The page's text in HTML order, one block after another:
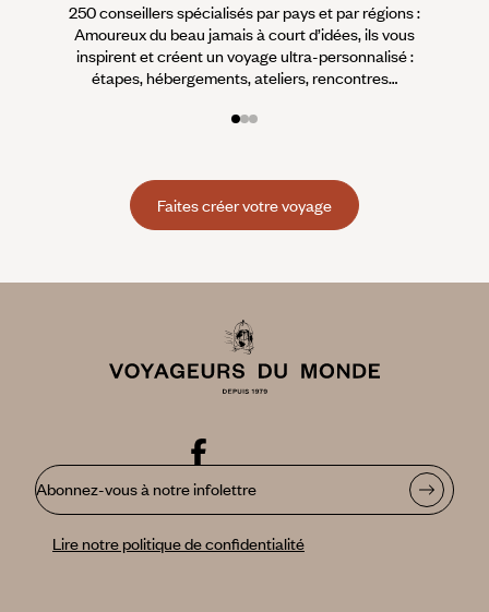
250 conseillers spécialisés par pays et par régions :
Amoureux du beau jamais à court d’idées, ils vous
inspirent et créent un voyage ultra-personnalisé :
étapes, hébergements, ateliers, rencontres…
Faites créer votre voyage
Abonnez-vous à notre infolettre
Lire notre politique de confidentialité